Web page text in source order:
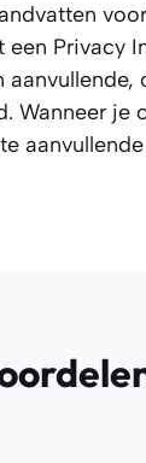
een Privacy
Wanneer